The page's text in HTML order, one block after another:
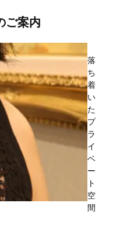
ご案内
落
ち
着
い
た
プ
ラ
イ
ベ
ー
ト
空
間